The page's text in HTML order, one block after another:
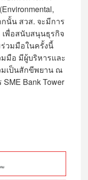
กนั้น สวส. จะมีการ
พื่อสนับสนุนธุรกิจ
ร่วมมือในครั้งนี้
มือ มีผู้บริหารและ
มเป็นสักขีพยาน ณ
Bank Tower